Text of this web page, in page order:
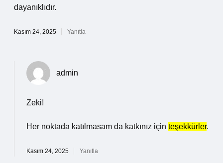
dayanıklıdır.
Kasım 24, 2025 Yanıtla
admin
Zeki!
Her noktada katılmasam da katkınız için teşekkürler.
Kasım 24, 2025 Yanıtla